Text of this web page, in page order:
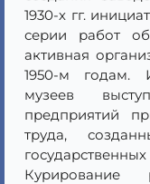
1930-х гг.
серии работ
активная
1950-м годам.
музеев
предприятий
труда,
Курирование